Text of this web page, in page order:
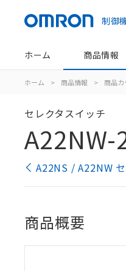
制御
ホーム 商品情報
ホーム > 商品情報 > 商品カ
セレクタスイッチ
A22NW-
A22NS / A22NW
商品概要